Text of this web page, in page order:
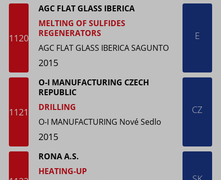
1120
AGC FLAT GLASS IBERICA
MELTING OF SULFIDES
REGENERATORS
AGC FLAT GLASS IBERICA SAGUNTO
2015
E
1121
O-I MANUFACTURING CZECH
REPUBLIC
DRILLING
O-I MANUFACTURING Nové Sedlo
2015
CZ
RONA A.S.
HEATING-UP